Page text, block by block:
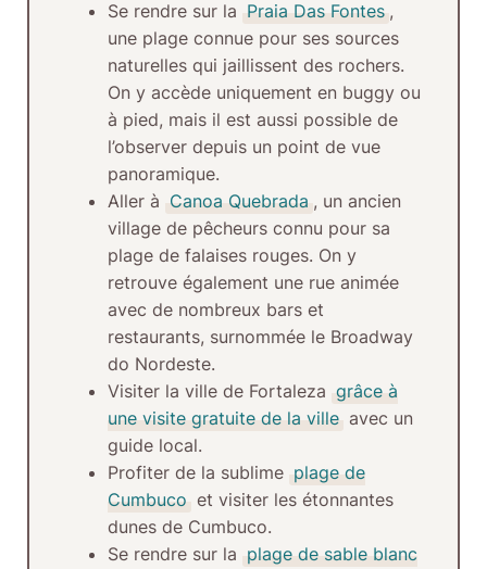
Se rendre sur la Praia Das Fontes ,
une plage connue pour ses sources
naturelles qui jaillissent des rochers.
On y accède uniquement en buggy ou
à pied, mais il est aussi possible de
l’observer depuis un point de vue
panoramique.
Aller à Canoa Quebrada , un ancien
village de pêcheurs connu pour sa
plage de falaises rouges. On y
retrouve également une rue animée
avec de nombreux bars et
restaurants, surnommée le Broadway
do Nordeste.
Visiter la ville de Fortaleza grâce à
une visite gratuite de la ville avec un
guide local.
Profiter de la sublime plage de
Cumbuco et visiter les étonnantes
dunes de Cumbuco.
Se rendre sur la plage de sable blanc